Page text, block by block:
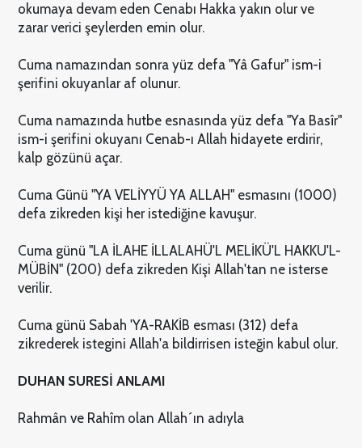
okumaya devam eden Cenabı Hakka yakın olur ve
zarar verici şeylerden emin olur.
Cuma namazından sonra yüz defa "Yâ Gafur" ism-i
şerifini okuyanlar af olunur.
Cuma namazında hutbe esnasında yüz defa "Ya Basîr"
ism-i şerifini okuyanı Cenab-ı Allah hidayete erdirir,
kalp gözünü açar.
Cuma Günü "YA VELİYYÜ YA ALLAH" esmasını (1000)
defa zikreden kişi her istediğine kavuşur.
Cuma günü "LA İLAHE İLLALAHÜ'L MELİKÜ'L HAKKU'L-
MÜBİN" (200) defa zikreden Kişi Allah'tan ne isterse
verilir.
Cuma günü Sabah 'YA-RAKİB esması (312) defa
zikrederek istegini Allah'a bildirrisen isteğin kabul olur.
DUHAN SURESİ ANLAMI
Rahmân ve Rahîm olan Allah´ın adıyla